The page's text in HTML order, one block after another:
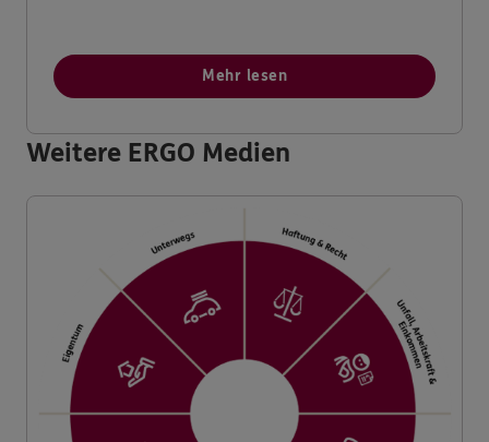
Mehr lesen
Weitere ERGO Medien